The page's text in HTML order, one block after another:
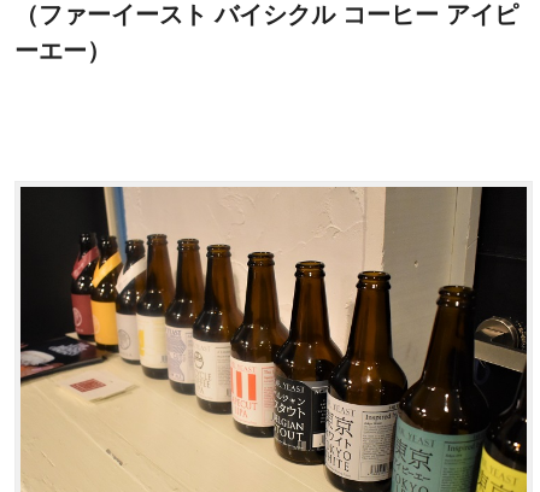
（ファーイースト バイシクル コーヒー アイピ
ーエー）